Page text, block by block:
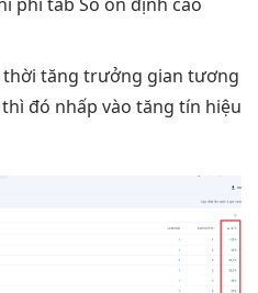
tăng trưởng gian tương
đó nhấp vào tăng tín hiệu